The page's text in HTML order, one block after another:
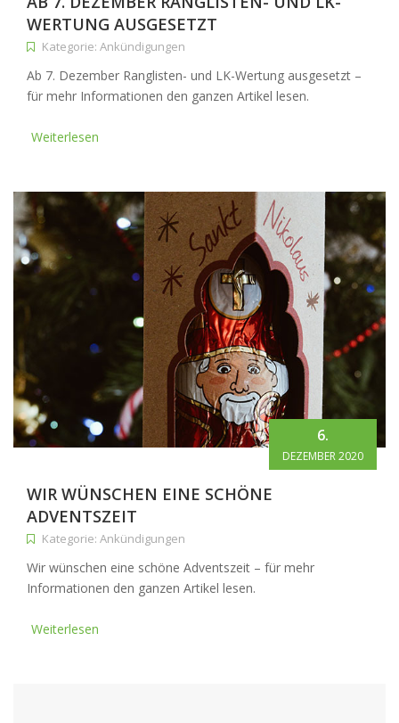
WERTUNG AUSGESETZT
Kategorie: Ankündigungen
Ab 7. Dezember Ranglisten- und LK-Wertung ausgesetzt –
für mehr Informationen den ganzen Artikel lesen.
Weiterlesen
6.
DEZEMBER 2020
WIR WÜNSCHEN EINE SCHÖNE
ADVENTSZEIT
Kategorie: Ankündigungen
Wir wünschen eine schöne Adventszeit – für mehr
Informationen den ganzen Artikel lesen.
Weiterlesen